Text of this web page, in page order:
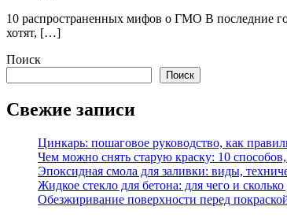
10 распространенных мифов о ГМО В последние
хотят, […]
Поиск
Поиск
Свежие записи
Цинкарь: пошаговое руководство, как
Чем можно снять старую краску: 10
Эпоксидная смола для заливки: виды,
Жидкое стекло для бетона: для чего и
Обезжиривание поверхности перед